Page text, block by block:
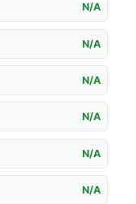
N/A
N/A
N/A
N/A
N/A
N/A